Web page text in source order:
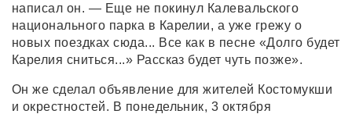
написал он. — Еще не покинул Калевальского
национального парка в Карелии, а уже грежу о
новых поездках сюда... Все как в песне «Долго будет
Карелия сниться...» Рассказ будет чуть позже».
Он же сделал объявление для жителей Костомукши
и окрестностей. В понедельник, 3 октября